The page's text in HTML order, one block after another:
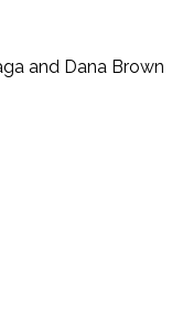
and Dana Brown